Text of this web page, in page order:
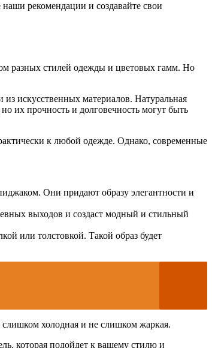
рекомендации и создавайте свои
разных стилей одежды и цветовых гамм. Но
искусственных материалов. Натуральная
их прочность и долговечность могут быть
к любой одежде. Однако, современные
Они придают образу элегантности и
выходов и создаст модный и стильный
или толстовкой. Такой образ будет
слишком холодная и не слишком жаркая.
которая подойдет к вашему стилю и